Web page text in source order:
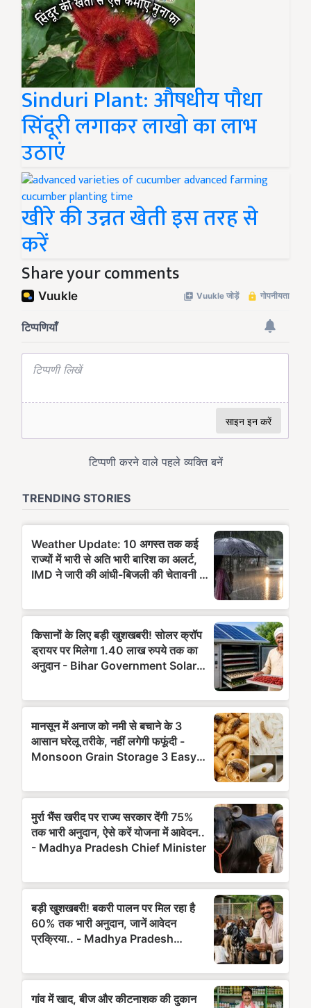
Sinduri Plant: औषधीय पौधा
सिंदूरी लगाकर लाखो का लाभ
उठाएं
खीरे की उन्नत खेती इस तरह से
करें
Share your comments